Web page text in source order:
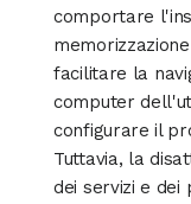
comportare
facilitare la
computer
configurare il
Tuttavia, la
dei servizi e